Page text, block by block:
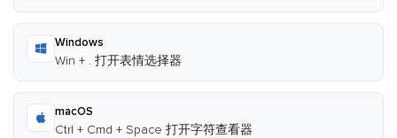
Windows
Win + . 打开表情选择器
macOS
Ctrl + Cmd + Space 打开字符查看器